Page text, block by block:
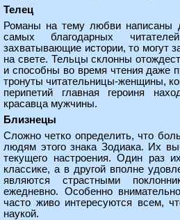
Телец
Романы на тему любви написаны
самых благодарных
захватывающие истории, то могут
на свете. Тельцы склонны
и способны во время чтения даже
тронуты читательницы-женщины,
перипетий главная героиня
красавца мужчины.
Близнецы
Сложно четко определить, что
людям этого знака Зодиака. Их
текущего настроения. Один раз
классике, а в другой вполне
являются страстными
ежедневно. Особенно
часто живо интересуются всем,
наукой.